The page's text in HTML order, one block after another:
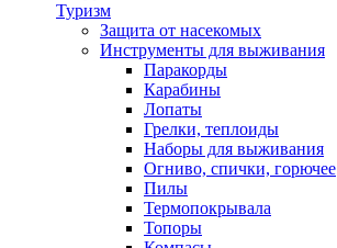
Туризм
Защита от насекомых
Инструменты для выживания
Паракорды
Карабины
Лопаты
Грелки, теплоиды
Наборы для выживания
Огниво, спички, горючее
Пилы
Термопокрывала
Топоры